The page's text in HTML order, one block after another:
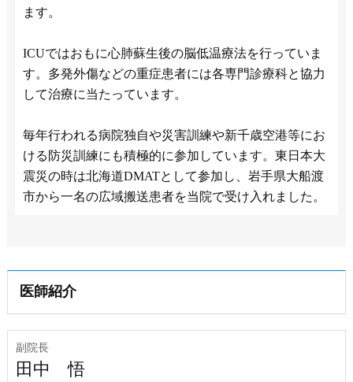
ます。
ICUではおもに心肺蘇生後の脳低温療法を行っていま
す。多発外傷などの重症患者には各専門診療科と協力
して治療に当たっています。
毎年行われる病院独自や災害訓練や新千歳空港等にお
ける防災訓練にも積極的に参加しています。東日本大
震災の時は北海道DMATとして参加し、岩手県大船渡
市から一名の広域搬送患者を当院で受け入れました。
医師紹介
副院長
田中 悟